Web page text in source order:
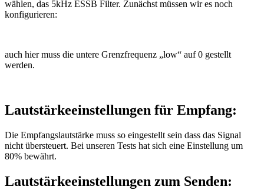
wählen, das 5kHz ESSB Filter. Zunächst müssen wir es noch
konfigurieren:
auch hier muss die untere Grenzfrequenz „low“ auf 0 gestellt
werden.
Lautstärkeeinstellungen für Empfang:
Die Empfangslautstärke muss so eingestellt sein dass das Signal
nicht übersteuert. Bei unseren Tests hat sich eine Einstellung um
80% bewährt.
Lautstärkeeinstellungen zum Senden: